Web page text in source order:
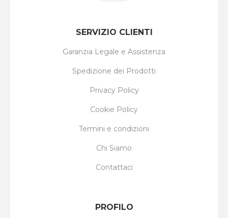
SERVIZIO CLIENTI
Garanzia Legale e Assistenza
Spedizione dei Prodotti
Privacy Policy
Cookie Policy
Termini e condizioni
Chi Siamo
Contattaci
PROFILO